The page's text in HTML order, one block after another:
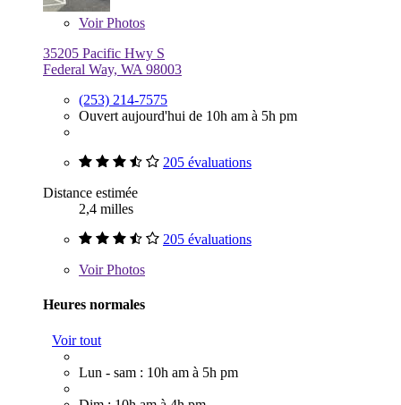
VoirPhotos
35205 Pacific Hwy S
Federal Way, WA 98003
(253) 214-7575
Ouvert aujourd'hui de 10h am à 5h pm
205 évaluations
Distance estimée
2,4 milles
205 évaluations
VoirPhotos
Heures normales
Voir tout
Lun - sam : 10h am à 5h pm